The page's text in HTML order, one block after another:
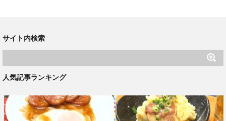
サイト内検索
人気記事ランキング